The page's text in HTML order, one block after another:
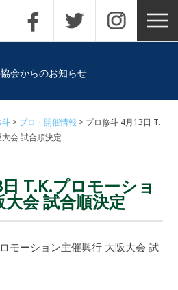
会からのお知らせ
斗 プロ・開催情報
プロ修斗 4月13日 T.
会 試合順決定
T.K.プロモーショ
会 試合順決定
モーション主催興行 大阪大会 試